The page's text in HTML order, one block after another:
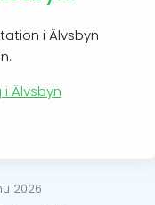
i Älvsbyn
Älvsbyn
2026